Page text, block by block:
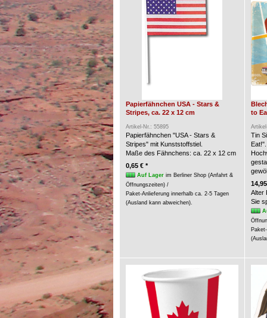
Papierfähnchen USA - Stars &
Stripes, ca. 22 x 12 cm
Artikel-Nr.: 55895
Papierfähnchen "USA - Stars &
Stripes" mit Kunststoffstiel.
Maße des Fähnchens: ca. 22 x 12 cm
0,65 € *
Auf Lagerim Berliner Shop (Anfahrt &
Öffnungszeiten) /
Paket-Anlieferung innerhalb ca. 2-5 Tagen
(Ausland kann abweichen).
to
Tin
Eat!".
Alter
Sie